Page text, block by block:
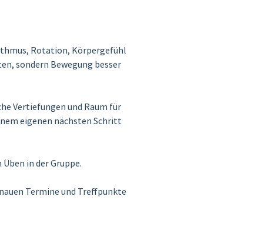
Rotation, Körpergefühl
sondern Bewegung besser
Vertiefungen und Raum für
eigenen nächsten Schritt
in der Gruppe.
Termine und Treffpunkte